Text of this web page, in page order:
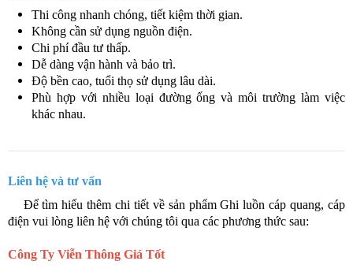
Thi công nhanh chóng, tiết kiệm thời gian.
Không cần sử dụng nguồn điện.
Chi phí đầu tư thấp.
Dễ dàng vận hành và bảo trì.
Độ bền cao, tuổi thọ sử dụng lâu dài.
Phù hợp với nhiều loại đường ống và môi trường làm việc
khác nhau.
Liên hệ và tư vấn
​​ Để tìm hiểu thêm chi tiết về sản phẩm Ghi luồn cáp quang, cáp
điện vui lòng liên hệ với chúng tôi qua các phương thức sau:
Công Ty Viễn Thông Giá Tốt